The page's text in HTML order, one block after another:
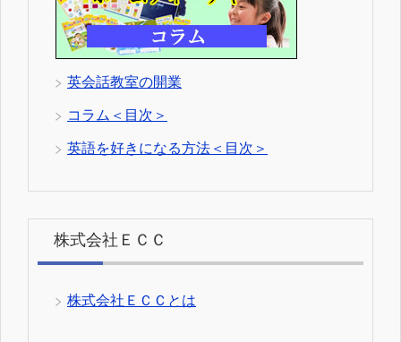
英会話教室の開業
コラム＜目次＞
英語を好きになる方法＜目次＞
株式会社ＥＣＣ
株式会社ＥＣＣとは